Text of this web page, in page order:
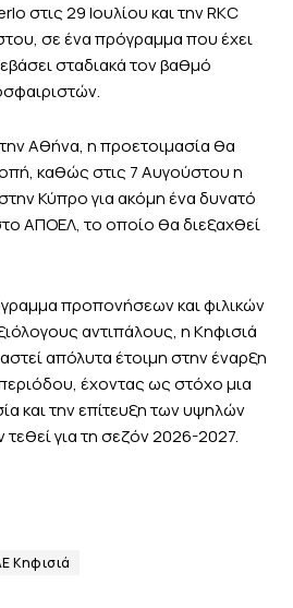
στις 29 Ιουλίου και την RKC
σε ένα πρόγραμμα που έχει
σταδιακά τον βαθμό
Αθήνα, η προετοιμασία θα
καθώς στις 7 Αυγούστου η
Κύπρο για ακόμη ένα δυνατό
ΑΠΟΕΛ, το οποίο θα διεξαχθεί
προπονήσεων και φιλικών
αντιπάλους, η Κηφισιά
απόλυτα έτοιμη στην έναρξη
έχοντας ως στόχο μια
και την επίτευξη των υψηλών
για τη σεζόν 2026-2027.
Κηφισιά